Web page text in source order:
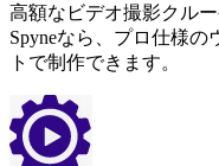
高額なビデオ撮影クル
Spyneなら、プロ仕様
トで制作できます。